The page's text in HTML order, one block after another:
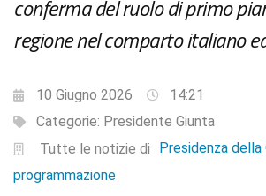
conferma del ruolo di primo
regione nel comparto italiano
10 Giugno 2026
14:21
Categorie: Presidente Giunta
Tutte le notizie di
Presidenza della
programmazione